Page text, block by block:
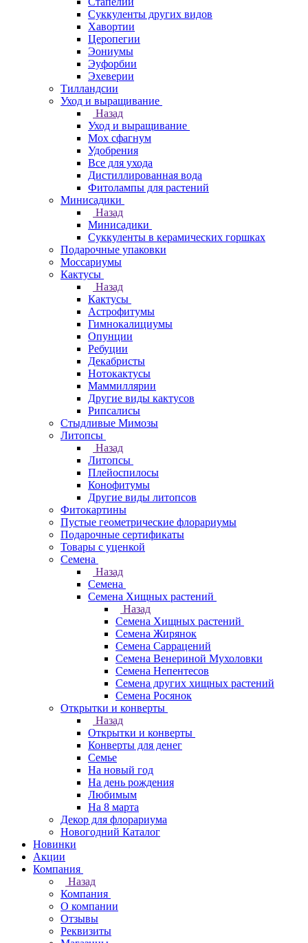
Суккуленты других видов
Хавортии
Церопегии
Эониумы
Эуфорбии
Эхеверии
Тилландсии
Уход и выращивание
Назад
Уход и выращивание
Мох сфагнум
Удобрения
Все для ухода
Дистиллированная вода
Фитолампы для растений
Минисадики
Назад
Минисадики
Суккуленты в керамических горшках
Подарочные упаковки
Моссариумы
Кактусы
Назад
Кактусы
Астрофитумы
Гимнокалициумы
Опунции
Ребуции
Декабристы
Нотокактусы
Маммиллярии
Другие виды кактусов
Рипсалисы
Стыдливые Мимозы
Литопсы
Назад
Литопсы
Плейоспилосы
Конофитумы
Другие виды литопсов
Фитокартины
Пустые геометрические флорариумы
Подарочные сертификаты
Товары с уценкой
Семена
Назад
Семена
Семена Хищных растений
Назад
Семена Хищных растений
Семена Жирянок
Семена Саррацений
Семена Венериной Мухоловки
Семена Непентесов
Семена других хищных растений
Семена Росянок
Открытки и конверты
Назад
Открытки и конверты
Конверты для денег
Семье
На новый год
На день рождения
Любимым
На 8 марта
Декор для флорариума
Новогодний Каталог
Новинки
Акции
Компания
Назад
Компания
О компании
Отзывы
Реквизиты